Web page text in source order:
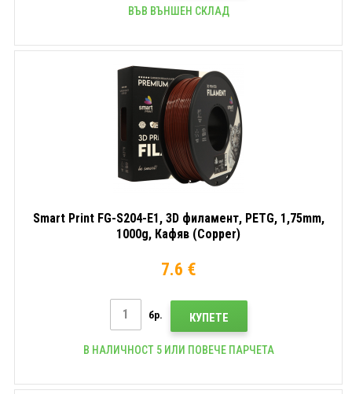
ВЪВ ВЪНШЕН СКЛАД
Smart Print FG-S204-E1, 3D филамент, PETG, 1,75mm,
1000g, Кафяв (Copper)
7.6 €
бр. КУПЕТЕ
В НАЛИЧНОСТ 5 ИЛИ ПОВЕЧЕ ПАРЧЕТА